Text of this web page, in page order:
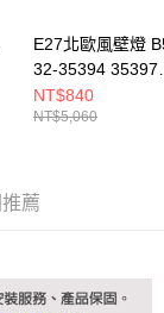
狀況，依本公司即
公司將視審查結果
惡意使用之情形，
取法律行動。
E27北歐風壁燈
32-35394 35397
3539A
NT$840
NT$5,060
薦